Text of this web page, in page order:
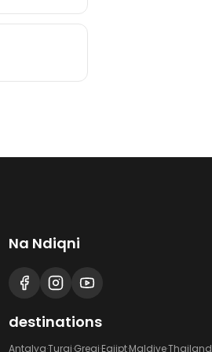
Na Ndiqni
destinations
Antalya·Turqi·Greqi·Egjipt·Maldive·Thailand